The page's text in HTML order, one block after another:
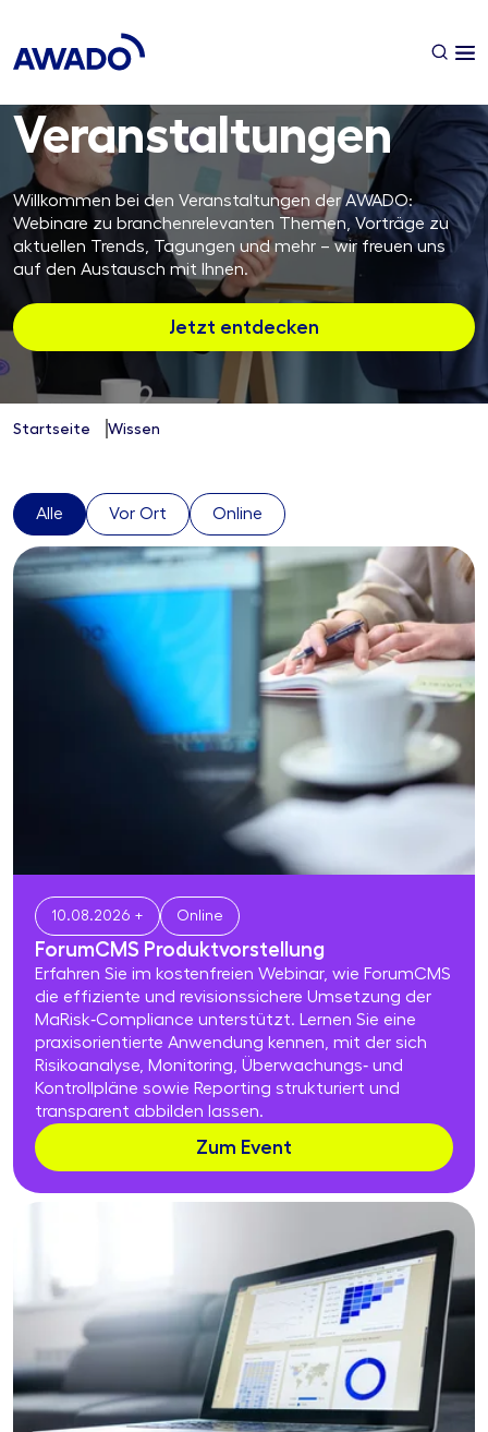
Ver­anstalt­ungen
Willkommen bei den Veranstaltungen der AWADO:
Webinare zu branchenrelevanten Themen, Vorträge zu
aktuellen Trends, Tagungen und mehr – wir freuen uns
auf den Austausch mit Ihnen.
Jetzt entdecken
Startseite Wissen
Alle Vor Ort Online
10.08.2026 + Online
ForumCMS Produktvorstellung
Erfahren Sie im kostenfreien Webinar, wie ForumCMS
die effiziente und revisionssichere Umsetzung der
MaRisk‑Compliance unterstützt. Lernen Sie eine
praxisorientierte Anwendung kennen, mit der sich
Risikoanalyse, Monitoring, Überwachungs‑ und
Kontrollpläne sowie Reporting strukturiert und
transparent abbilden lassen.
Zum Event